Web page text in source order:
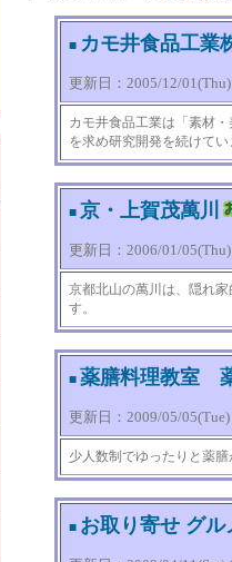
■ カモ井食品工業
更新日：2005/12/
カモ井食品工業は「素材
を求め研究開発を続けてい
■ 京・上賀茂萬川
更新日：2006/01/
京都北山の萬川は、隠れ
す。
■ 薬膳料理教室
更新日：2009/05/
少人数制でゆったりと薬
■ お取り寄せ グ